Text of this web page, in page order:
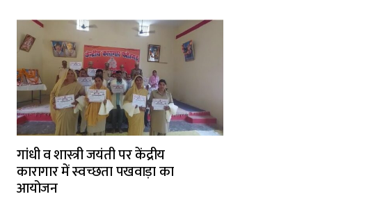
गांधी व शास्त्री जयंती पर केंद्रीय
कारागार में स्वच्छता पखवाड़ा का
आयोजन